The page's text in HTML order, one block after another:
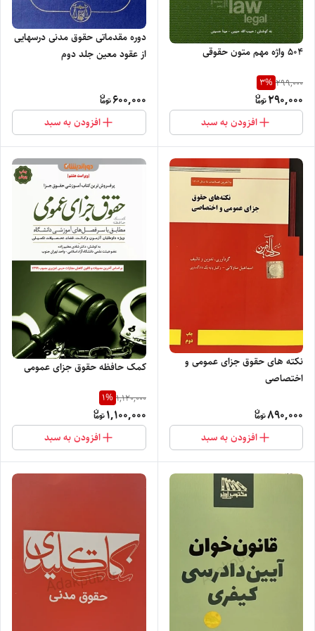
۵۰۴ واژه مهم متون حقوقی
299,000
3%
290,000
افزودن به سبد
دوره مقدماتی حقوق مدنی درسهایی
از عقود معین جلد دوم
600,000
افزودن به سبد
نکته های حقوق جزای عمومی و
اختصاصی
890,000
افزودن به سبد
کمک حافظه حقوق جزای عمومی
1,120,000
1%
1,100,000
افزودن به سبد